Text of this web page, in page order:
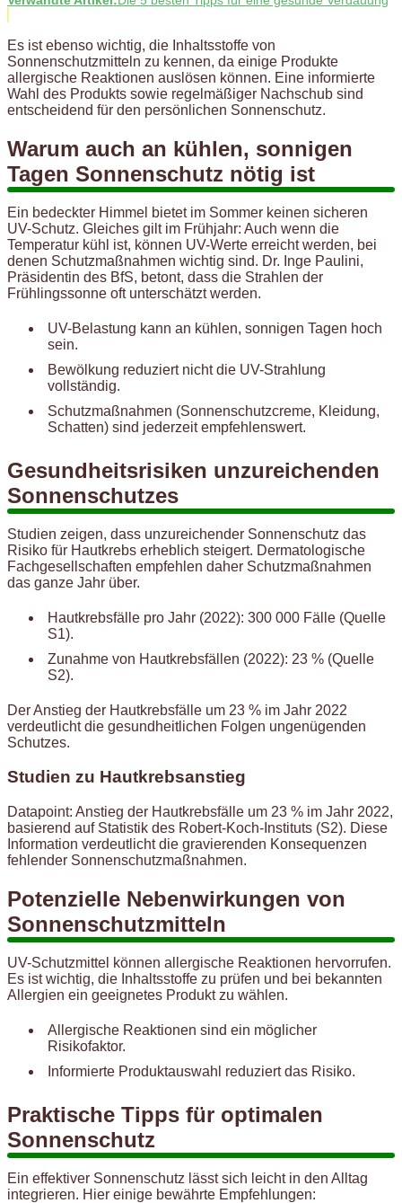
Es ist ebenso wichtig, die Inhaltsstoffe von
Sonnenschutzmitteln zu kennen, da einige Produkte
allergische Reaktionen auslösen können. Eine informierte
Wahl des Produkts sowie regelmäßiger Nachschub sind
entscheidend für den persönlichen Sonnenschutz.
Warum auch an kühlen, sonnigen
Tagen Sonnenschutz nötig ist
Ein bedeckter Himmel bietet im Sommer keinen sicheren
UV-Schutz. Gleiches gilt im Frühjahr: Auch wenn die
Temperatur kühl ist, können UV-Werte erreicht werden, bei
denen Schutzmaßnahmen wichtig sind. Dr. Inge Paulini,
Präsidentin des BfS, betont, dass die Strahlen der
Frühlingssonne oft unterschätzt werden.
UV-Belastung kann an kühlen, sonnigen Tagen hoch
sein.
Bewölkung reduziert nicht die UV-Strahlung
vollständig.
Schutzmaßnahmen (Sonnenschutzcreme, Kleidung,
Schatten) sind jederzeit empfehlenswert.
Gesundheitsrisiken unzureichenden
Sonnenschutzes
Studien zeigen, dass unzureichender Sonnenschutz das
Risiko für Hautkrebs erheblich steigert. Dermatologische
Fachgesellschaften empfehlen daher Schutzmaßnahmen
das ganze Jahr über.
Hautkrebsfälle pro Jahr (2022): 300 000 Fälle (Quelle
S1).
Zunahme von Hautkrebsfällen (2022): 23 % (Quelle
S2).
Der Anstieg der Hautkrebsfälle um 23 % im Jahr 2022
verdeutlicht die gesundheitlichen Folgen ungenügenden
Schutzes.
Studien zu Hautkrebsanstieg
Datapoint: Anstieg der Hautkrebsfälle um 23 % im Jahr 2022,
basierend auf Statistik des Robert-Koch-Instituts (S2). Diese
Information verdeutlicht die gravierenden Konsequenzen
fehlender Sonnenschutzmaßnahmen.
Potenzielle Nebenwirkungen von
Sonnenschutzmitteln
UV-Schutzmittel können allergische Reaktionen hervorrufen.
Es ist wichtig, die Inhaltsstoffe zu prüfen und bei bekannten
Allergien ein geeignetes Produkt zu wählen.
Allergische Reaktionen sind ein möglicher
Risikofaktor.
Informierte Produktauswahl reduziert das Risiko.
Praktische Tipps für optimalen
Sonnenschutz
Ein effektiver Sonnenschutz lässt sich leicht in den Alltag
integrieren. Hier einige bewährte Empfehlungen: